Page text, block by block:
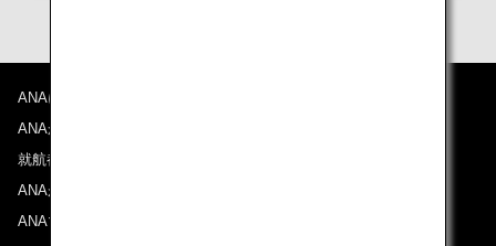
ANAについて
ANAからのお知らせ
就航都市
ANAがお約束する体験
ANAマイレージクラブ